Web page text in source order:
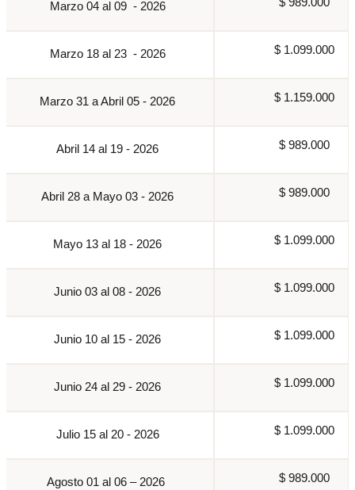
Marzo 04 al 09 - 2026 $ 989.000
Marzo 18 al 23 - 2026 $ 1.099.000
Marzo 31 a Abril 05 - 2026 $ 1.159.000
Abril 14 al 19 - 2026 $ 989.000
Abril 28 a Mayo 03 - 2026 $ 989.000
Mayo 13 al 18 - 2026 $ 1.099.000
Junio 03 al 08 - 2026 $ 1.099.000
Junio 10 al 15 - 2026 $ 1.099.000
Junio 24 al 29 - 2026 $ 1.099.000
Julio 15 al 20 - 2026 $ 1.099.000
Agosto 01 al 06 – 2026 $ 989.000